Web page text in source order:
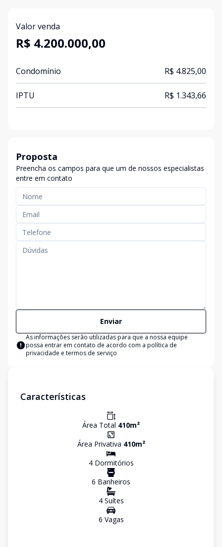
Valor venda
R$ 4.200.000,00
Condomínio R$ 4.825,00
IPTU R$ 1.343,66
Proposta
Preencha os campos para que um de nossos especialistas
entre em contato
Enviar
As informações serão utilizadas para que a nossa equipe
possa entrar em contato de acordo com a política de
privacidade e termos de serviço
Características
Área Total 410m²
Área Privativa 410m²
4Dormitórios
6 Banheiros
4Suítes
6 Vagas